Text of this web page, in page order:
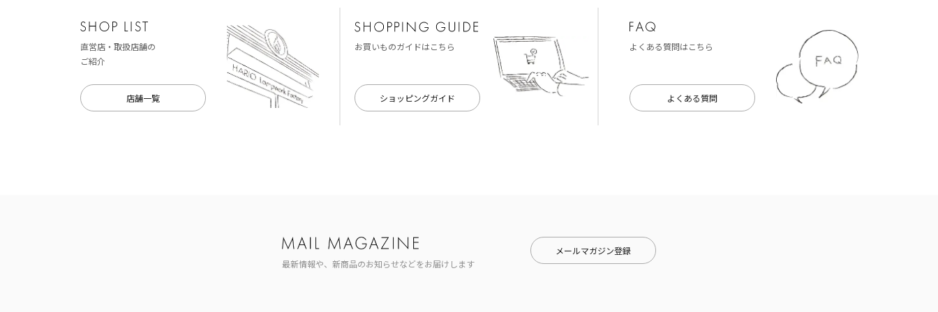
直営店・取扱店舗の
ご紹介
店舗一覧
お買いものガイドはこちら
ショッピングガイド
よくある質問はこちら
よくある質問
最新情報や、新商品のお知らせなどをお届けします
メールマガジン登録